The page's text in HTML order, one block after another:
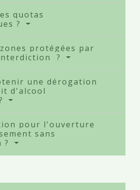
quotas
?
protégées par
?
une dérogation
d'alcool
pour l'ouverture
sans
?